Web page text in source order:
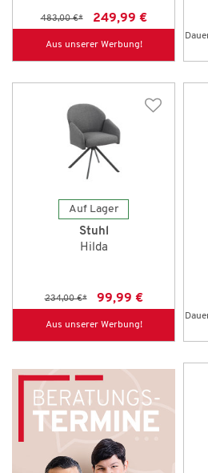
483,00 €* 249,99 €
Aus unserer Werbung!
Auf Lager
Stuhl
Hilda
234,00 €* 99,99 €
Aus unserer Werbung!